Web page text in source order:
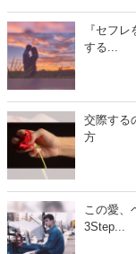
『セフ
する...
交際する
方
この愛、
3Step...